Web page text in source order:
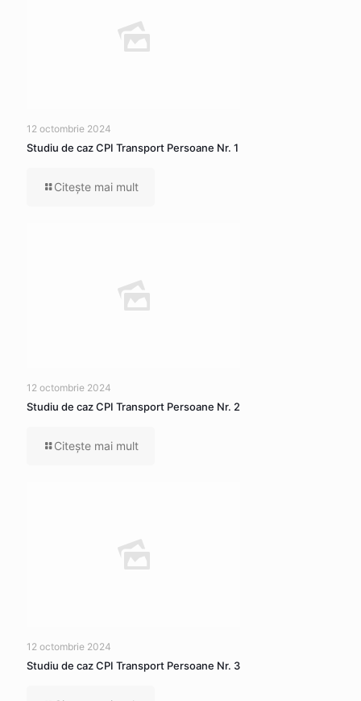
12 octombrie 2024
Studiu de caz CPI Transport Persoane Nr. 1
Citeşte mai mult
12 octombrie 2024
Studiu de caz CPI Transport Persoane Nr. 2
Citeşte mai mult
12 octombrie 2024
Studiu de caz CPI Transport Persoane Nr. 3